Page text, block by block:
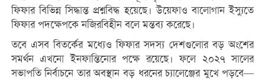
ফিফার বিভিন্ন সিদ্ধান্ত প্রশ্নবিদ্ধ হয়েছে। উয়েফাও বালোগান ইস্যুতে
ফিফার পদক্ষেপকে নজিরবিহীন বলে মন্তব্য করেছে।
তবে এসব বিতর্কের মধ্যেও ফিফার সদস্য দেশগুলোর বড় অংশের
সমর্থন এখনো ইনফান্তিনোর পক্ষে রয়েছে। ফলে ২০২৭ সালের
সভাপতি নির্বাচনে তার অবস্থান বড় ধরনের চ্যালেঞ্জের মুখে পড়বে—